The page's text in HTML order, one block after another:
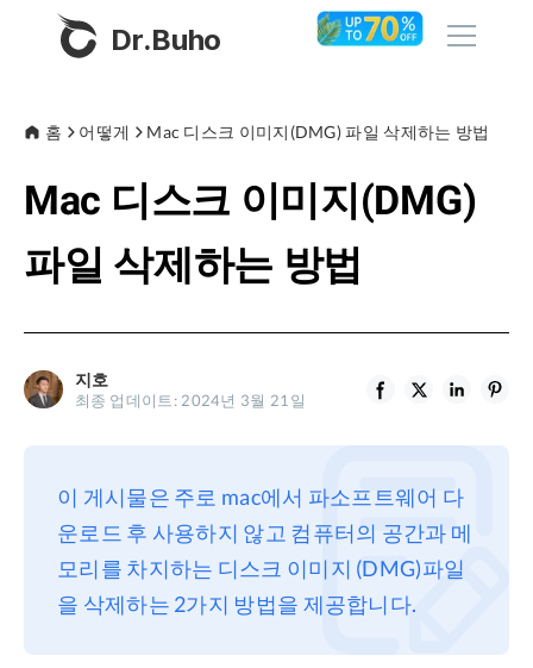
Dr.Buho
제품
BuhoCleaner
BuhoUnlocker
BuhoRepair
BuhoNTFS
스토어
소개
지원
프라이버시
조항
홈 어떻게 Mac 디스크 이미지(DMG) 파일 삭제하는 방법
Mac 디스크 이미지(DMG)
파일 삭제하는 방법
지호
최종 업데이트: 2024년 3월 21일
이 게시물은 주로 mac에서 파소프트웨어 다
운로드 후 사용하지 않고 컴퓨터의 공간과 메
모리를 차지하는 디스크 이미지 (DMG)파일
을 삭제하는 2가지 방법을 제공합니다.